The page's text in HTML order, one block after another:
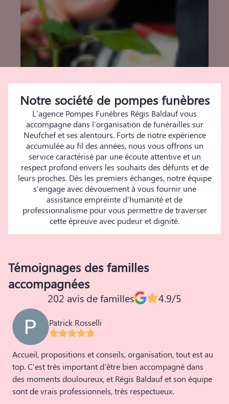
Notre société de pompes funèbres
L'agence Pompes Funèbres Régis Baldauf vous
accompagne dans l'organisation de funérailles sur
Neufchef et ses alentours. Forts de notre expérience
accumulée au fil des années, nous vous offrons un
service caractérisé par une écoute attentive et un
respect profond envers les souhaits des défunts et de
leurs proches. Dès les premiers échanges, notre équipe
s'engage avec dévouement à vous fournir une
assistance empreinte d'humanité et de
professionnalisme pour vous permettre de traverser
cette épreuve avec pudeur et dignité.
Témoignages des familles
accompagnées
202 avis de familles 4.9/5
Patrick Rosselli
Accueil, propositions et conseils, organisation, tout est au
top. C'est très important d'être bien accompagné dans
des moments douloureux, et Régis Baldauf et son équipe
sont de vrais professionnels, très respectueux.